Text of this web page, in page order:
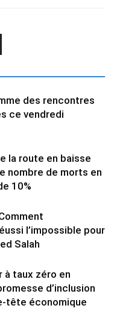
des rencontres
ce vendredi
la route en baisse
nombre de morts en
10%
l’impossible pour
Salah
à taux zéro en
d’inclusion
tête économique